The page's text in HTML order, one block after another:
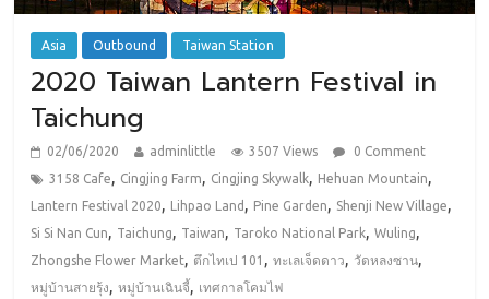
Asia Outbound Taiwan Station
2020 Taiwan Lantern Festival in
Taichung
02/06/2020 adminlittle 3507 Views
0 Comment
3158 Cafe, Cingjing Farm, Cingjing Skywalk, Hehuan Mountain,
Lantern Festival 2020, Lihpao Land , Pine Garden, Shenji New Village,
Si Si Nan Cun, Taichung, Taiwan, Taroko National Park,Wuling,
Zhongshe Flower Market, ตึกไทเป 101 ,ทะเลเจ็ดดาว, วัดหลงซาน,
หมู่บ้านสายรุ้ง,หมู่บ้านเฉินจี้, เทศกาลโคมไฟ